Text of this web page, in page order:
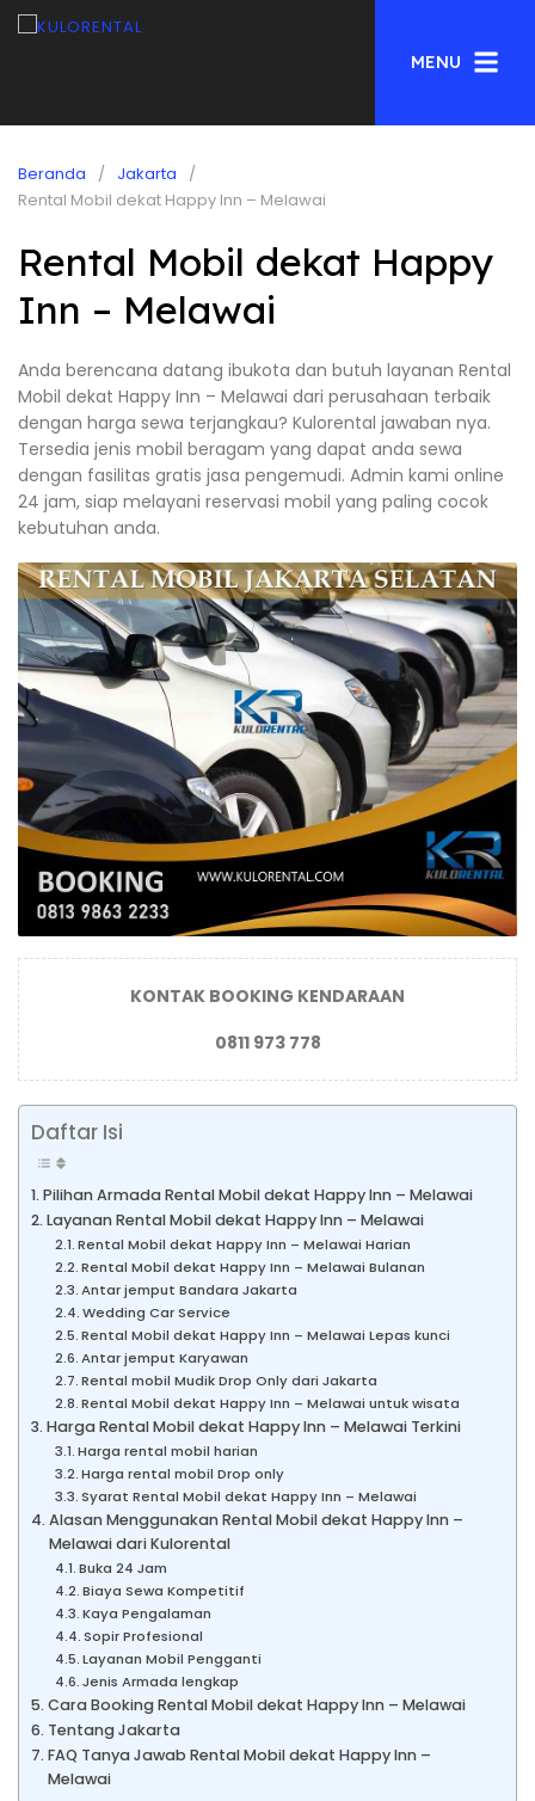
MENU
Beranda
Jakarta
Rental Mobil dekat Happy Inn – Melawai
Rental Mobil dekat Happy
Inn – Melawai
Anda berencana datang ibukota dan butuh layanan Rental
Mobil dekat Happy Inn – Melawai dari perusahaan terbaik
dengan harga sewa terjangkau? Kulorental jawaban nya.
Tersedia jenis mobil beragam yang dapat anda sewa
dengan fasilitas gratis jasa pengemudi. Admin kami online
24 jam, siap melayani reservasi mobil yang paling cocok
kebutuhan anda.
KONTAK BOOKING KENDARAAN
0811 973 778
Daftar Isi
Pilihan Armada Rental Mobil dekat Happy Inn – Melawai
Layanan Rental Mobil dekat Happy Inn – Melawai
Rental Mobil dekat Happy Inn – Melawai Harian
Rental Mobil dekat Happy Inn – Melawai Bulanan
Antar jemput Bandara Jakarta
Wedding Car Service
Rental Mobil dekat Happy Inn – Melawai Lepas kunci
Antar jemput Karyawan
Rental mobil Mudik Drop Only dari Jakarta
Rental Mobil dekat Happy Inn – Melawai untuk wisata
Harga Rental Mobil dekat Happy Inn – Melawai Terkini
Harga rental mobil harian
Harga rental mobil Drop only
Syarat Rental Mobil dekat Happy Inn – Melawai
Alasan Menggunakan Rental Mobil dekat Happy Inn –
Melawai dari Kulorental
Buka 24 Jam
Biaya Sewa Kompetitif
Kaya Pengalaman
Sopir Profesional
Layanan Mobil Pengganti
Jenis Armada lengkap
Cara Booking Rental Mobil dekat Happy Inn – Melawai
Tentang Jakarta
FAQ Tanya Jawab Rental Mobil dekat Happy Inn –
Melawai